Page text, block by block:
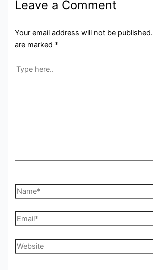
Leave a Comment
Your email address will not be published.
are marked *
Type
Name*
Email*
Website